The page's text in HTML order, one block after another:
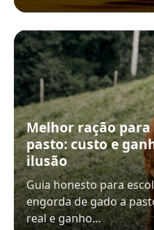
Melhor ração
pasto: custo e
ilusão
Guia honesto para
engorda de gado a
real e ganho…